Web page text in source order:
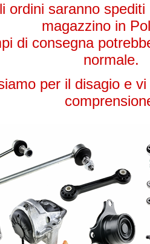
ordini saranno
magazzino in
di consegna
normale.
per il disagio e